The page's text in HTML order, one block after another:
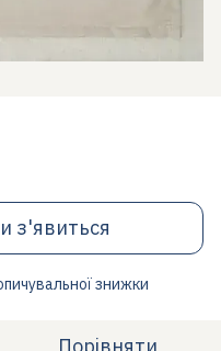
з'явиться
знижки